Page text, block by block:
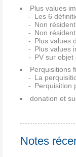
Plus values
Les 6
Non
Non
Plus values
Plus values
PV sur objet
Perquisitions
La
Perquisition
donation et
Notes